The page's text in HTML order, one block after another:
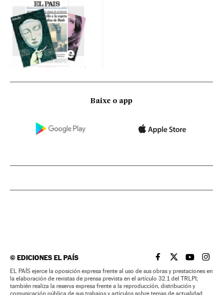
Baixe o app
©EDICIONES EL PAÍS EL PAÍS BRASIL EN
EL PAÍSEL PAÍS
EL
EL PAÍS ejerce la oposición expresa frente al uso de sus obras y prestaciones en
la elaboración de revistas de prensa prevista en el artículo 32.1 del TRLPI;
también realiza la reserva expresa frente a la reproducción, distribución y
comunicación pública de sus trabajos y artículos sobre temas de actualidad